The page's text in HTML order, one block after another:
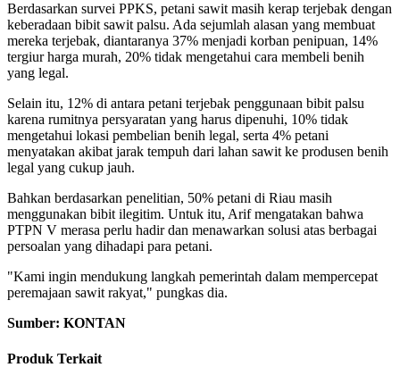
Berdasarkan survei PPKS, petani sawit masih kerap terjebak dengan
keberadaan bibit sawit palsu. Ada sejumlah alasan yang membuat
mereka terjebak, diantaranya 37% menjadi korban penipuan, 14%
tergiur harga murah, 20% tidak mengetahui cara membeli benih
yang legal.
Selain itu, 12% di antara petani terjebak penggunaan bibit palsu
karena rumitnya persyaratan yang harus dipenuhi, 10% tidak
mengetahui lokasi pembelian benih legal, serta 4% petani
menyatakan akibat jarak tempuh dari lahan sawit ke produsen benih
legal yang cukup jauh.
Bahkan berdasarkan penelitian, 50% petani di Riau masih
menggunakan bibit ilegitim. Untuk itu, Arif mengatakan bahwa
PTPN V merasa perlu hadir dan menawarkan solusi atas berbagai
persoalan yang dihadapi para petani.
"Kami ingin mendukung langkah pemerintah dalam mempercepat
peremajaan sawit rakyat," pungkas dia.
Sumber: KONTAN
Produk Terkait